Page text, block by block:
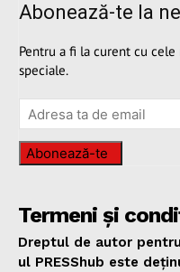
Abonează-te la
Pentru a fi la curent cu
speciale.
Abonează-te
Termeni și
Dreptul de autor
ul PRESShub este